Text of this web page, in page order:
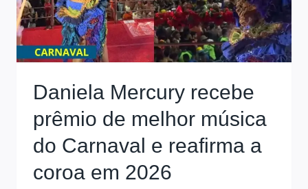
Daniela Mercury recebe
prêmio de melhor música
do Carnaval e reafirma a
coroa em 2026